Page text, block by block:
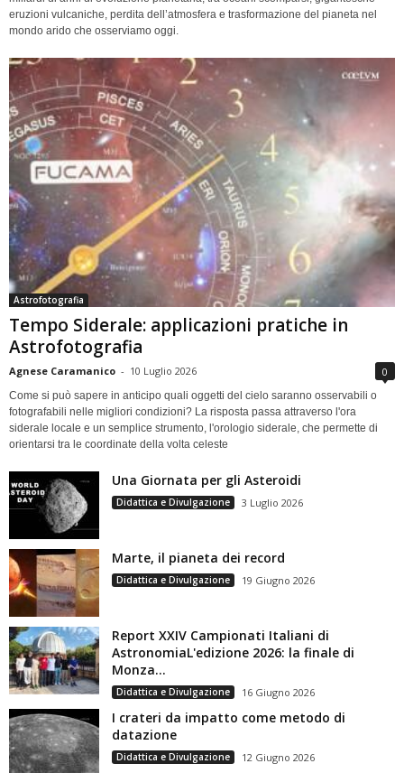
eruzioni vulcaniche, perdita dell’atmosfera e trasformazione del pianeta nel
mondo arido che osserviamo oggi.
Astrofotografia
Tempo Siderale: applicazioni pratiche in
Astrofotografia
Agnese Caramanico - 10 Luglio 2026 0
Come si può sapere in anticipo quali oggetti del cielo saranno osservabili o
fotografabili nelle migliori condizioni? La risposta passa attraverso l'ora
siderale locale e un semplice strumento, l'orologio siderale, che permette di
orientarsi tra le coordinate della volta celeste
Una Giornata per gli Asteroidi
Didattica e Divulgazione 3 Luglio 2026
Marte, il pianeta dei record
Didattica e Divulgazione 19 Giugno 2026
Report XXIV Campionati Italiani di
AstronomiaL'edizione 2026: la finale di
Monza...
Didattica e Divulgazione 16 Giugno 2026
I crateri da impatto come metodo di
datazione
Didattica e Divulgazione 12 Giugno 2026